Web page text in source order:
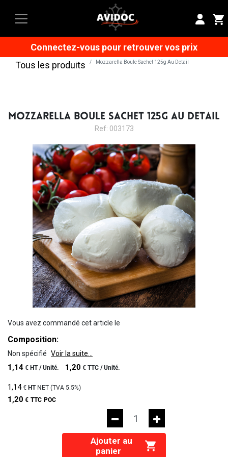
Connectez-vous pour retrouver vos prix
Tous les produits
Mozzarella Boule Sachet 125g Au Detail
MOZZARELLA BOULE SACHET 125G AU DETAIL
Ref: 003173
Vous avez commandé cet article le
Composition:
Non spécifié Voir la suite...
1,14 € HT /Unité. 1,20 € TTC /Unité.
1,14€ HTNET (TVA 5.5%)
1,20 € TTC POC
Ajouter au
panier